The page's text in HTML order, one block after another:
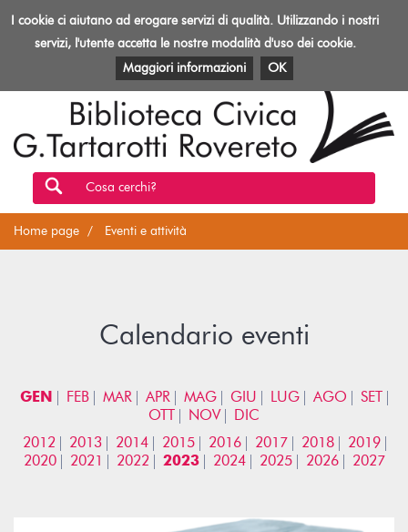
Toggle
Biblioteca
Rovereto
EVENTI E ATTIVITÀ PATRIMONIO E RISORSE
Cosa cerchi?
Home page Eventi e attività
Calendario eventi
GEN FEB MAR APR MAG GIU LUG AGO
SET
OTT
NOV
DIC
2012
2013 2014 2015 2016 2017 2018
2019
2020
2021 2022 2023 2024 2025 2026 2027
I cookie ci aiutano ad erogare servizi di qualità. Utilizzando i nostri
servizi, l'utente accetta le nostre modalità d'uso dei cookie.
Maggiori informazioni
OK